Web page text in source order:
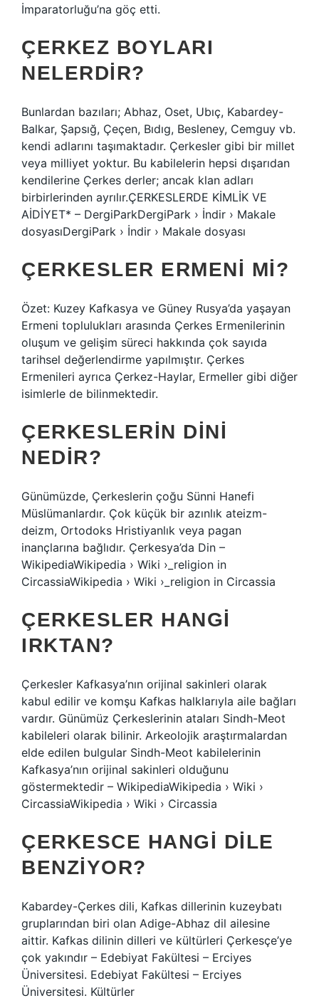
İmparatorluğu’na göç etti.
ÇERKEZ BOYLARI
NELERDIR?
Bunlardan bazıları; Abhaz, Oset, Ubıç, Kabardey-
Balkar, Şapsığ, Çeçen, Bıdıg, Besleney, Cemguy vb.
kendi adlarını taşımaktadır. Çerkesler gibi bir millet
veya milliyet yoktur. Bu kabilelerin hepsi dışarıdan
kendilerine Çerkes derler; ancak klan adları
birbirlerinden ayrılır.ÇERKESLERDE KİMLİK VE
AİDİYET* – DergiParkDergiPark › İndir › Makale
dosyasıDergiPark › İndir › Makale dosyası
ÇERKESLER ERMENI MI?
Özet: Kuzey Kafkasya ve Güney Rusya’da yaşayan
Ermeni toplulukları arasında Çerkes Ermenilerinin
oluşum ve gelişim süreci hakkında çok sayıda
tarihsel değerlendirme yapılmıştır. Çerkes
Ermenileri ayrıca Çerkez-Haylar, Ermeller gibi diğer
isimlerle de bilinmektedir.
ÇERKESLERIN DINI
NEDIR?
Günümüzde, Çerkeslerin çoğu Sünni Hanefi
Müslümanlardır. Çok küçük bir azınlık ateizm-
deizm, Ortodoks Hristiyanlık veya pagan
inançlarına bağlıdır. Çerkesya’da Din –
WikipediaWikipedia › Wiki ›_religion in
CircassiaWikipedia › Wiki ›_religion in Circassia
ÇERKESLER HANGI
IRKTAN?
Çerkesler Kafkasya’nın orijinal sakinleri olarak
kabul edilir ve komşu Kafkas halklarıyla aile bağları
vardır. Günümüz Çerkeslerinin ataları Sindh-Meot
kabileleri olarak bilinir. Arkeolojik araştırmalardan
elde edilen bulgular Sindh-Meot kabilelerinin
Kafkasya’nın orijinal sakinleri olduğunu
göstermektedir – WikipediaWikipedia › Wiki ›
CircassiaWikipedia › Wiki › Circassia
ÇERKESCE HANGI DILE
BENZIYOR?
Kabardey-Çerkes dili, Kafkas dillerinin kuzeybatı
gruplarından biri olan Adige-Abhaz dil ailesine
aittir. Kafkas dilinin dilleri ve kültürleri Çerkesçe’ye
çok yakındır – Edebiyat Fakültesi – Erciyes
Üniversitesi. Edebiyat Fakültesi – Erciyes
Üniversitesi. Kültürler